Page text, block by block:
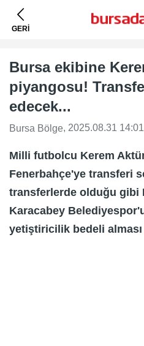
GERİ
Bursa ekibine
piyangosu!
edecek...
Bursa Bölge, 2025.08.31 14:01
Milli futbolcu Kerem
Fenerbahçe'ye transferi
transferlerde olduğu gibi
Karacabey
yetiştiricilik bedeli